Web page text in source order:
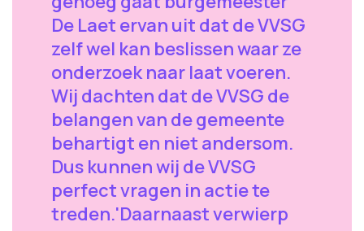
De Laet ervan uit dat de VVSG
zelf wel kan beslissen waar ze
onderzoek naar laat voeren.
Wij dachten dat de VVSG de
belangen van de gemeente
behartigt en niet andersom.
Dus kunnen wij de VVSG
perfect vragen in actie te
treden.'Daarnaast verwierp